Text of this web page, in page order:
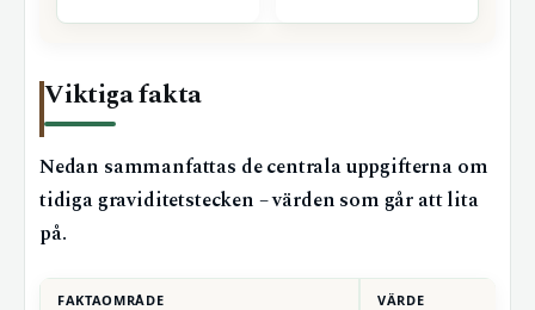
Viktiga fakta
Nedan sammanfattas de centrala uppgifterna om
tidiga graviditetstecken – värden som går att lita
på.
FAKTAOMRÅDE VÄRDE